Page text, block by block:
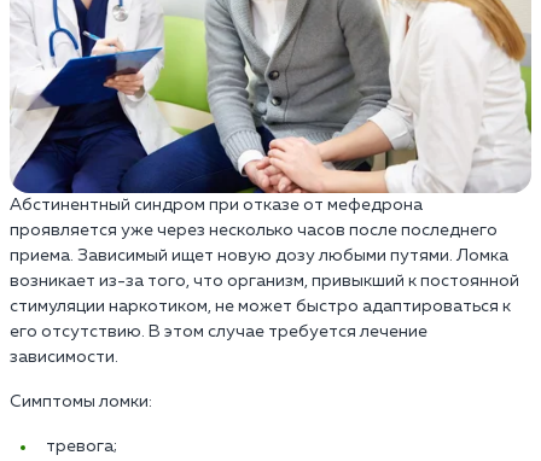
Абстинентный синдром при отказе от мефедрона
проявляется уже через несколько часов после последнего
приема. Зависимый ищет новую дозу любыми путями. Ломка
возникает из-за того, что организм, привыкший к постоянной
стимуляции наркотиком, не может быстро адаптироваться к
его отсутствию. В этом случае требуется лечение
зависимости.
Симптомы ломки:
тревога;